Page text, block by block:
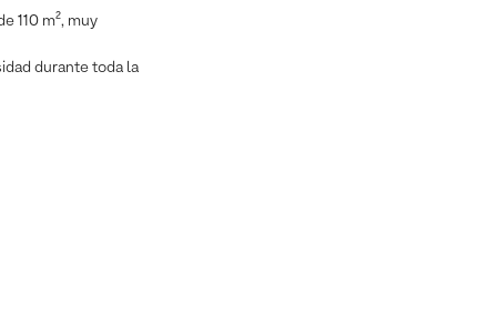
110 m², muy
durante toda la